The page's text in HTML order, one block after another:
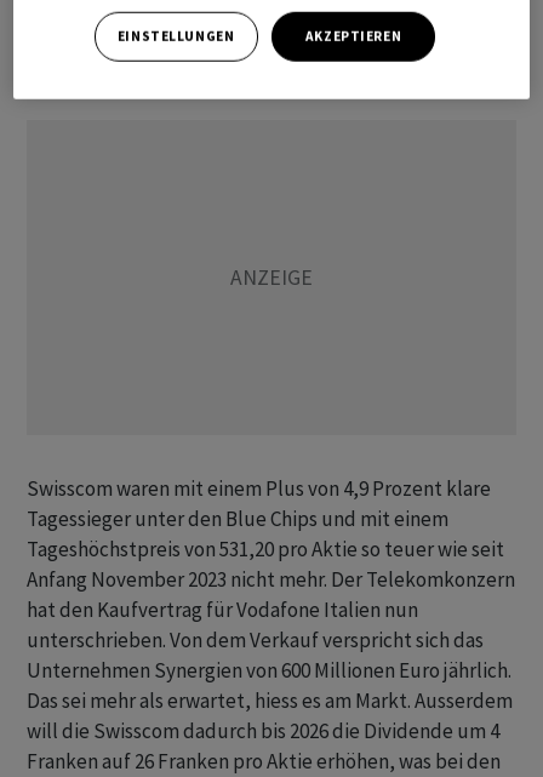
15'329,72 Zähler. Im SLI überwogen bei Handelsschluss
die Verlierer mit 16 zu 12, zwei Titel (Zurich und Holcim)
Swisscom waren mit einem Plus von 4,9 Prozent klare
Tagessieger unter den Blue Chips und mit einem
Tageshöchstpreis von 531,20 pro Aktie so teuer wie seit
Anfang November 2023 nicht mehr. Der Telekomkonzern
hat den Kaufvertrag für Vodafone Italien nun
unterschrieben. Von dem Verkauf verspricht sich das
Unternehmen Synergien von 600 Millionen Euro jährlich.
Das sei mehr als erwartet, hiess es am Markt. Ausserdem
will die Swisscom dadurch bis 2026 die Dividende um 4
Franken auf 26 Franken pro Aktie erhöhen, was bei den
EINSTELLUNGEN AKZEPTIEREN